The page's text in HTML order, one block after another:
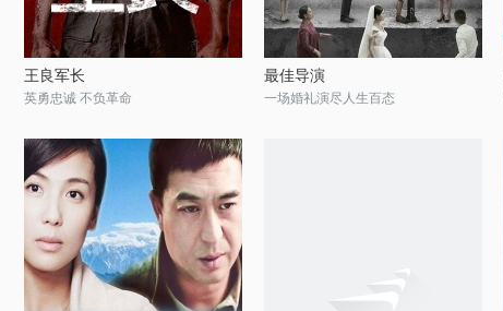
王良军长
英勇忠诚 不负革命
最佳导演
一场婚礼演尽人生百态